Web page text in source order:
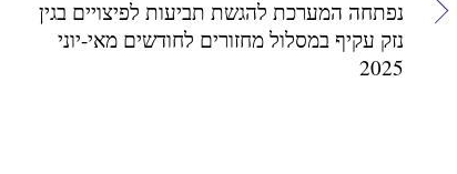
נפתחה המערכת להגשת תביעות לפיצויים בגין
נזק עקיף במסלול מחזורים לחודשים מאי-יוני
2025